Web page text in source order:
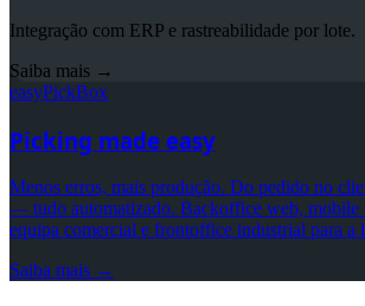
Integração com ERP e rastreabilidade por lote.
Saiba mais →
easyPickBox
Picking made easy
Menos erros, mais produção. Do pedido no
— tudo automatizado. Backoffice web, mobile
equipa comercial e frontoffice industrial para a
Saiba mais →